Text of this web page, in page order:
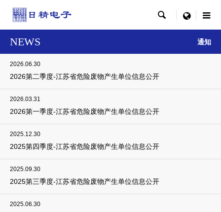
 menu
NEWS 通知
2026.06.30
2026第二季度-江苏省危险废物产生单位信息公开
2026.03.31
2026第一季度-江苏省危险废物产生单位信息公开
2025.12.30
2025第四季度-江苏省危险废物产生单位信息公开
2025.09.30
2025第三季度-江苏省危险废物产生单位信息公开
2025.06.30